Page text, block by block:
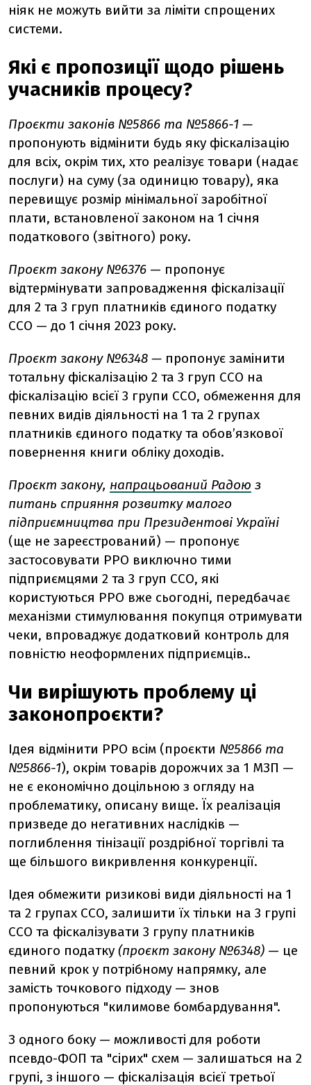
ніяк не можуть вийти за ліміти спрощених
системи.
Які є пропозиції щодо рішень
учасників процесу?
Проєкти законів №5866 та №5866-1 —
пропонують відмінити будь яку фіскалізацію
для вcіх, окрім тих, хто реалізує товари (надає
послуги) на суму (за одиницю товару), яка
перевищує розмір мінімальної заробітної
плати, встановленої законом на 1 січня
податкового (звітного) року.
Проєкт закону №6376 — пропонує
відтермінувати запровадження фіскалізації
для 2 та 3 груп платників єдиного податку
ССО — до 1 січня 2023 року.
Проєкт закону №6348 — пропонує замінити
тотальну фіскалізацію 2 та 3 груп ССО на
фіскалізацію всієї 3 групи ССО, обмеження для
певних видів діяльності на 1 та 2 групах
платників єдиного податку та обов’язкової
повернення книги обліку доходів.
Проєкт закону, напрацьований Радою з
питань сприяння розвитку малого
підприємництва при Президентові Україні
(ще не зареєстрований) — пропонує
застосовувати РРО виключно тими
підприємцями 2 та 3 груп ССО, які
користуються РРО вже сьогодні, передбачає
механізми стимулювання покупця отримувати
чеки, впроваджує додатковий контроль для
повністю неоформлених підприємців..
Чи вирішують проблему ці
законопроєкти?
Ідея відмінити РРО всім (проєкти №5866 та
№5866-1), окрім товарів дорожчих за 1 МЗП —
не є економічно доцільною з огляду на
проблематику, описану вище. Їх реалізація
призведе до негативних наслідків —
поглиблення тінізації роздрібної торгівлі та
ще більшого викривлення конкуренції.
Ідея обмежити ризикові види діяльності на 1
та 2 групах ССО, залишити їх тільки на 3 групі
ССО та фіскалізувати 3 групу платників
єдиного податку (проєкт закону №6348) — це
певний крок у потрібному напрямку, але
замість точкового підходу — знов
пропонуються "килимове бомбардування".
З одного боку — можливості для роботи
псевдо-ФОП та "сірих" схем — залишаться на 2
групі, з іншого — фіскалізація всієї третьої